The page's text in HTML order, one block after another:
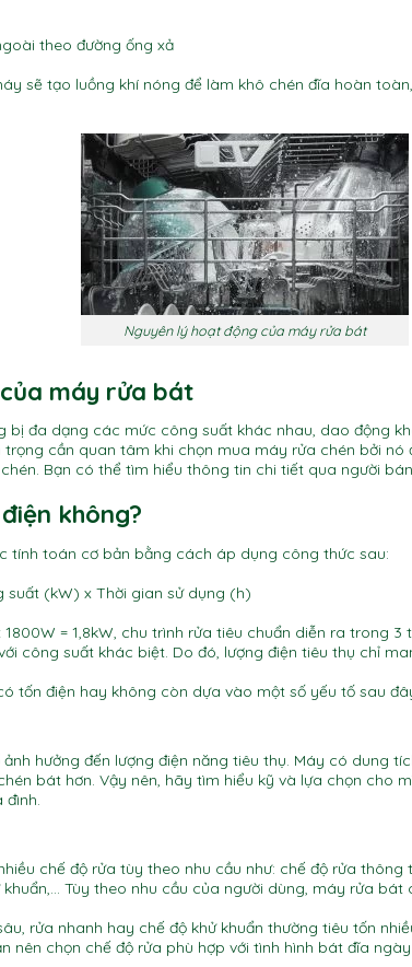
theo đường ống xả
sẽ tạo luồng khí nóng để làm khô chén đĩa hoàn
Nguyên lý hoạt động của máy rửa bát
máy rửa bát
bị đa dạng các mức công suất khác nhau, dao động
cần quan tâm khi chọn mua máy rửa chén bởi nó
Bạn có thể tìm hiểu thông tin chi tiết qua người
không?
tính toán cơ bản bằng cách áp dụng công thức sau:
suất (kW) x Thời gian sử dụng (h)
= 1,8kW, chu trình rửa tiêu chuẩn diễn ra trong
công suất khác biệt. Do đó, lượng điện tiêu thụ chỉ
tốn điện hay không còn dựa vào một số yếu tố sau
hưởng đến lượng điện năng tiêu thụ. Máy có dung
bát hơn. Vậy nên, hãy tìm hiểu kỹ và lựa chọn cho
đình.
chế độ rửa tùy theo nhu cầu như: chế độ rửa thông
Tùy theo nhu cầu của người dùng, máy rửa
rửa nhanh hay chế độ khử khuẩn thường tiêu tốn
nên chọn chế độ rửa phù hợp với tình hình bát đĩa